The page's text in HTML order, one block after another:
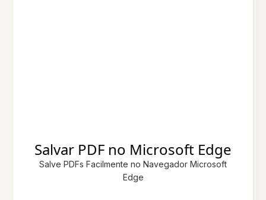
Salvar PDF no Microsoft Edge
Salve PDFs Facilmente no Navegador Microsoft
Edge